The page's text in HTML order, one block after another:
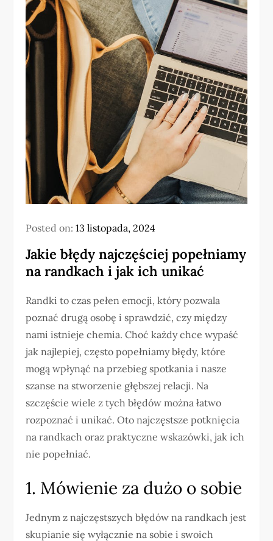
Posted on:13 listopada, 2024
Jakie błędy najczęściej popełniamy
na randkach i jak ich unikać
Randki to czas pełen emocji, który pozwala
poznać drugą osobę i sprawdzić, czy między
nami istnieje chemia. Choć każdy chce wypaść
jak najlepiej, często popełniamy błędy, które
mogą wpłynąć na przebieg spotkania i nasze
szanse na stworzenie głębszej relacji. Na
szczęście wiele z tych błędów można łatwo
rozpoznać i unikać. Oto najczęstsze potknięcia
na randkach oraz praktyczne wskazówki, jak ich
nie popełniać.
1. Mówienie za dużo o sobie
Jednym z najczęstszych błędów na randkach jest
skupianie się wyłącznie na sobie i swoich